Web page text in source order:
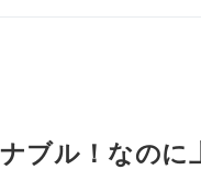
ブル！なのに